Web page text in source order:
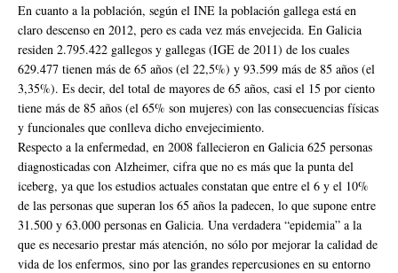
En cuanto a la población, según el INE la población gallega está en
claro descenso en 2012, pero es cada vez más envejecida. En Galicia
residen 2.795.422 gallegos y gallegas (IGE de 2011) de los cuales
629.477 tienen más de 65 años (el 22,5%) y 93.599 más de 85 años (el
3,35%). Es decir, del total de mayores de 65 años, casi el 15 por ciento
tiene más de 85 años (el 65% son mujeres) con las consecuencias físicas
y funcionales que conlleva dicho envejecimiento.
Respecto a la enfermedad, en 2008 fallecieron en Galicia 625 personas
diagnosticadas con Alzheimer, cifra que no es más que la punta del
iceberg, ya que los estudios actuales constatan que entre el 6 y el 10%
de las personas que superan los 65 años la padecen, lo que supone entre
31.500 y 63.000 personas en Galicia. Una verdadera “epidemia” a la
que es necesario prestar más atención, no sólo por mejorar la calidad de
vida de los enfermos, sino por las grandes repercusiones en su entorno